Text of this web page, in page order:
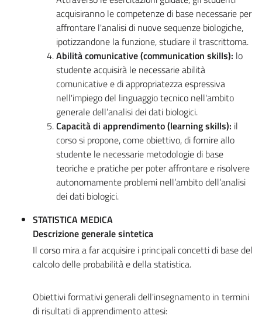
acquisiranno le competenze di base necessarie per
affrontare l'analisi di nuove sequenze biologiche,
ipotizzandone la funzione, studiare il trascrittoma.
Abilità comunicative (communication skills): lo
studente acquisirà le necessarie abilità
comunicative e di appropriatezza espressiva
nell'impiego del linguaggio tecnico nell'ambito
generale dell’analisi dei dati biologici.
Capacità di apprendimento (learning skills): il
corso si propone, come obiettivo, di fornire allo
studente le necessarie metodologie di base
teoriche e pratiche per poter affrontare e risolvere
autonomamente problemi nell’ambito dell’analisi
dei dati biologici.
STATISTICA MEDICA
Descrizione generale sintetica
Il corso mira a far acquisire i principali concetti di base del
calcolo delle probabilità e della statistica.
Obiettivi formativi generali dell'insegnamento in termini
di risultati di apprendimento attesi: